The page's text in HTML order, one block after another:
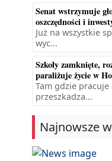
Senat wstrzymuje
oszczędności i
Już na wszystkie
wyc...
Szkoły zamknięte,
paraliżuje życie w
Tam gdzie
przeszkadza...
Najnowsze